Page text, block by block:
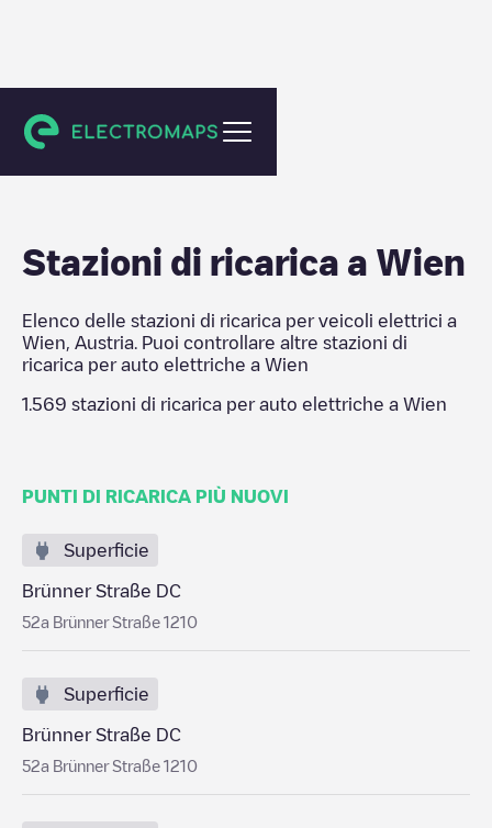
Wien
Stazioni di ricarica a Wien
Elenco delle stazioni di ricarica per veicoli elettrici a
Wien
Austria . Puoi controllare altre stazioni di
ricarica per auto elettriche a Wien
1.569 stazioni di ricarica per auto elettriche a Wien
PUNTI DI RICARICA PIÙ NUOVI
Superficie
Brünner Straße DC
52a Brünner Straße 1210
Superficie
Brünner Straße DC
52a Brünner Straße 1210